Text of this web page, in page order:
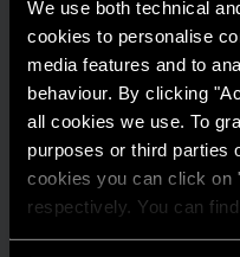
We use both technical
cookies to personalise
media features and to
behaviour. By clicking
all cookies we use. To
purposes or third parties
cookies you can click on
respectively. You can